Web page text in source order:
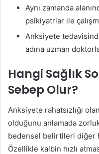
Aynı zamanda
psikiyatrlar ile
Anksiyete
adına uzman
Hangi Sağlık
Sebep Olur?
Anksiyete rahatsızlığı
olduğunu anlamada
bedensel belirtileri diğer
Özellikle kalbin hızlı